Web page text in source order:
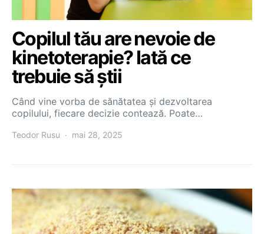
Copilul tău are nevoie de
kinetoterapie? Iată ce
trebuie să știi
Când vine vorba de sănătatea și dezvoltarea
copilului, fiecare decizie contează. Poate…
Teodor Rusu mai 28, 2025